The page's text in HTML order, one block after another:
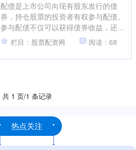
配债是上市公司向现有股东发行的债
券，持仓股票的投资者有权参与配债。
参与配债不仅可以获得债券收益，还有
机会获得股票增值收益。 配资公司往往
会收取高昂的利息，这会侵....
栏目：股票配资网 阅读：68
共 1 页/1 条记录
热点关注